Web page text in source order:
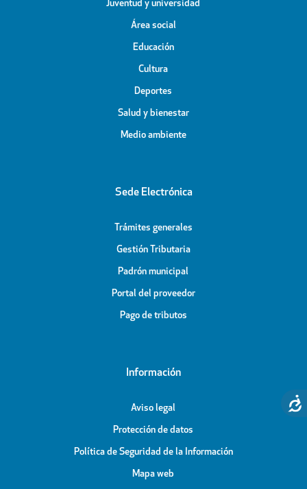
Juventud y universidad
Área social
Educación
Cultura
Deportes
Salud y bienestar
Medio ambiente
Sede Electrónica
Trámites generales
Gestión Tributaria
Padrón municipal
Portal del proveedor
Pago de tributos
Información
Aviso legal
Protección de datos
Política de Seguridad de la Información
Mapa web